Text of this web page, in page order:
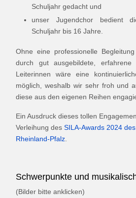
Schuljahr gedacht und
unser Jugendchor bedient
Schuljahr bis 16 Jahre.
Ohne eine professionelle
durch gut ausgebildete,
Leiterinnen wäre eine
möglich, weshalb wir sehr froh und
diese aus den eigenen Reihen
Ein Ausdruck dieses tollen
Verleihung des SILA-Awards 2024
Rheinland-Pfalz
Schwerpunkte und
(Bilder bitte anklicken)